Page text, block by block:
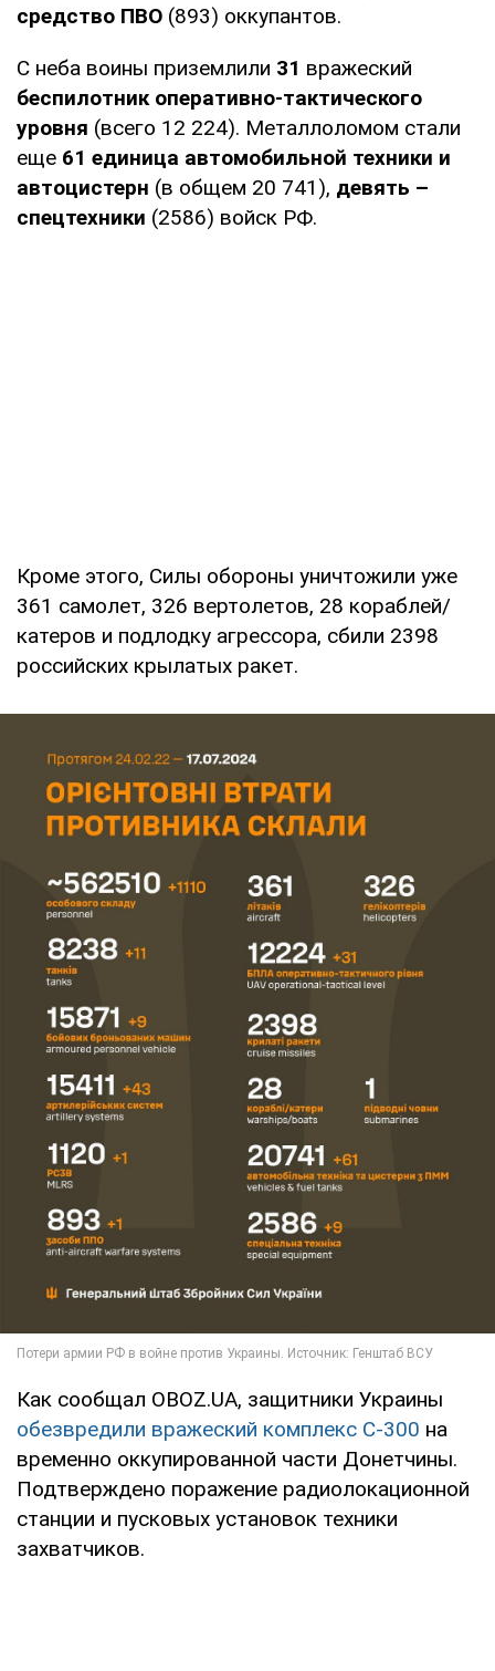
средство ПВО (893) оккупантов.
С неба воины приземлили 31 вражеский
беспилотник оперативно-тактического
уровня (всего 12 224). Металлоломом стали
еще 61 единица автомобильной техники и
автоцистерн (в общем 20 741), девять –
спецтехники (2586) войск РФ.
Кроме этого, Силы обороны уничтожили уже
361 самолет, 326 вертолетов, 28 кораблей/
катеров и подлодку агрессора, сбили 2398
российских крылатых ракет.
Как сообщал OBOZ.UA, защитники Украины
обезвредили вражеский комплекс С-300 на
временно оккупированной части Донетчины.
Подтверждено поражение радиолокационной
станции и пусковых установок техники
захватчиков.